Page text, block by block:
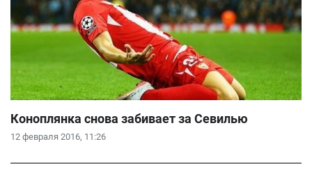
12 февраля 2016, 11:26
Коноплянка снова забивает за Севилью